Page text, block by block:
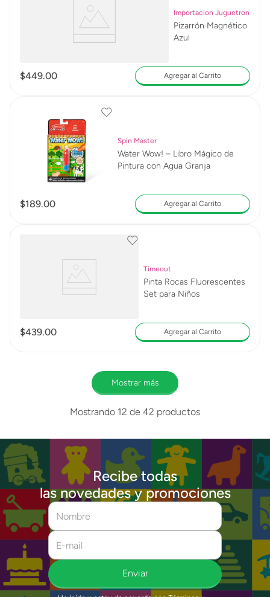
Importacion Juguetron
Pizarrón Magnético
Azul
$449.00 Agregar al Carrito
Spin Master
Water Wow! – Libro Mágico de
Pintura con Agua Granja
$189.00 Agregar al Carrito
Timeout
Pinta Rocas Fluorescentes
Set para Niños
$439.00 Agregar al Carrito
Mostrar más
Mostrando 12 de 42 productos
Recibe todas
las novedades y promociones
Enviar